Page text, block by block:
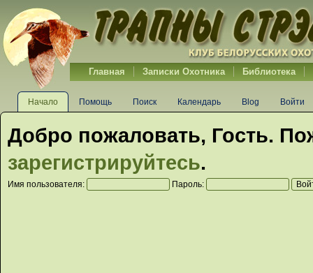
Главная Записки Охотника Библиотека
Начало Помощь Поиск Календарь Blog Войти
Добро пожаловать, Гость.
зарегистрируйтесь.
Имя пользователя: Пароль: